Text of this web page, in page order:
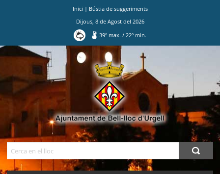
Inici | Bústia de suggeriments
Dijous, 8de Agostdel 2026
39º max./ 22º min.